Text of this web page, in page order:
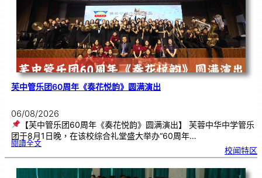
芙中管乐团60周年《奏花悦韵》圆满演出
06/08/2026
【芙中管乐团60周年《奏花悦韵》圆满演出】 芙蓉中华中学管乐
团于8月1日晚，在该校综合礼堂盛大举办“60周年…
閱讀全文:芙
乐
6
0
校闻特区